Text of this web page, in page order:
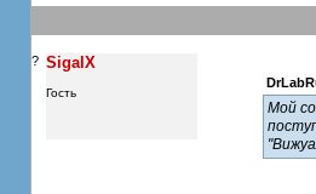
? SigalX
Гость
Мой